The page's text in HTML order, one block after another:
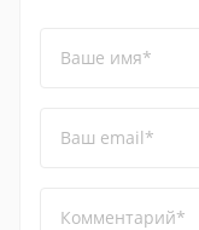
Ваше имя*
Ваш email*
Комментарий*